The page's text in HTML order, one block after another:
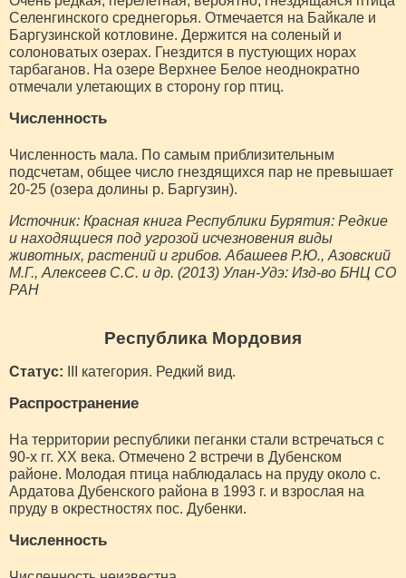
Селенгинского среднегорья. Отмечается на Байкале и
Баргузинской котловине. Держится на соленый и
солоноватых озерах. Гнездится в пустующих норах
тарбаганов. На озере Верхнее Белое неоднократно
отмечали улетающих в сторону гор птиц.
Численность
Численность мала. По самым приблизительным
подсчетам, общее число гнездящихся пар не превышает
20-25 (озера долины р. Баргузин).
Источник: Красная книга Республики Бурятия: Редкие
и находящиеся под угрозой исчезновения виды
животных, растений и грибов. Абашеев Р.Ю., Азовский
М.Г., Алексеев С.С. и др. (2013) Улан-Удэ: Изд-во БНЦ СО
РАН
Республика Мордовия
Статус: III категория. Редкий вид.
Распространение
На территории республики пеганки стали встречаться с
90-х гг. XX века. Отмечено 2 встречи в Дубенском
районе. Молодая птица наблюдалась на пруду около с.
Ардатова Дубенского района в 1993 г. и взрослая на
пруду в окрестностях пос. Дубенки.
Численность